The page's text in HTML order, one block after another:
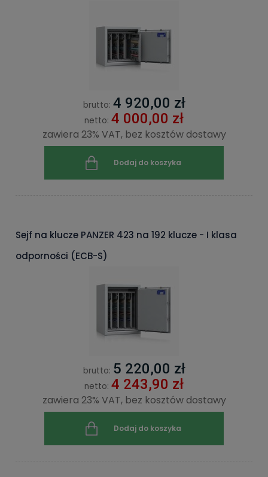
brutto: 4 920,00 zł
netto: 4 000,00 zł
zawiera 23% VAT, bez kosztów dostawy
Dodaj do koszyka
Sejf na klucze PANZER 423 na 192 klucze - I klasa
odporności (ECB-S)
brutto: 5 220,00 zł
netto: 4 243,90 zł
zawiera 23% VAT, bez kosztów dostawy
Dodaj do koszyka